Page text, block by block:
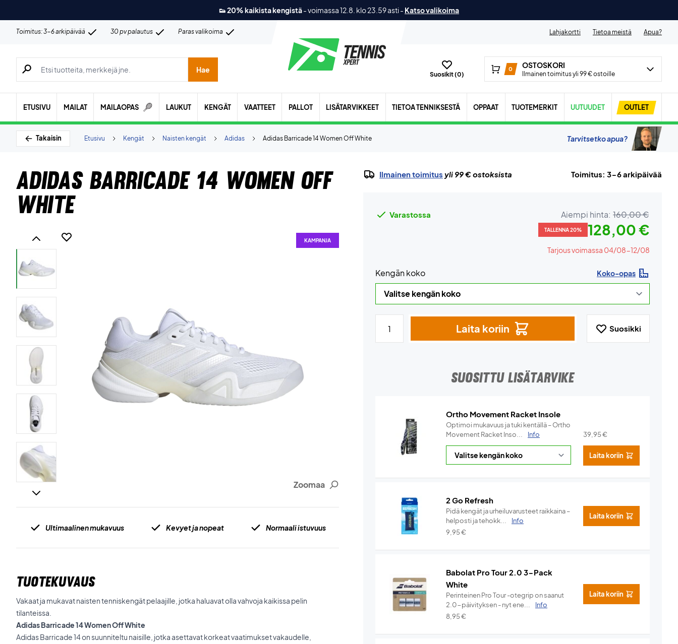
👟 20% kaikista kengistä-voimassa 12.8. klo 23.59 asti- Katso valikoima
Toimitus: 3-6 arkipäivää 30 pv palautus Paras valikoima Lahjakortti Tietoa meistä Apua?
Hae tuotteita, merkkejä jne.
Hae
Suosikit (0)
0 OSTOSKORI
Ilmainen toimitus yli 99 € ostoille
ETUSIVU MAILAT MAILAOPAS LAUKUT KENGÄT VAATTEET PALLOT LISÄTARVIKKEET TIETOA TENNIKSESTÄ OPPAAT TUOTEMERKIT UUTUUDET OUTLET
Takaisin Adidas Barricade 14 Women Off White
Adidas
Naisten kengät
Kengät
Etusivu Tarvitsetko apua?
Adidas Barricade 14 Women Off
White
Zoomaa
KAMPANJA
Ultimaalinen mukavuus Kevyet ja nopeat Normaali istuvuus
TUOTEKUVAUS
Vakaat ja mukavat naisten tenniskengät pelaajille, jotka haluavat olla vahvoja kaikissa pelin
tilanteissa.
Adidas Barricade 14 Women Off White
Adidas Barricade 14 on suunniteltu naisille, jotka asettavat korkeat vaatimukset vakaudelle,
Ilmainen toimitus yli 99 € ostoksista Toimitus: 3-6 arkipäivää
Varastossa Aiempi hinta: 160,00 €
TALLENNA 20% 128,00 €
Tarjous voimassa 04/08-12/08
Kengän koko Koko-opas
Laita koriin Suosikki
SUOSITTU LISÄTARVIKE
Ortho Movement Racket Insole
Optimoi mukavuus ja tuki kentällä – Ortho
Movement Racket Inso...
Info 39,95€
Laita koriin
2 Go Refresh
Pidä kengät ja urheiluvarusteet raikkaina –
helposti ja tehokk...
Info
9,95€
Laita koriin
Babolat Pro Tour 2.0 3-Pack
White
Perinteinen Pro Tour -otegrip on saanut
2.0-päivityksen - nyt ene...
Info
8,95€
Laita koriin